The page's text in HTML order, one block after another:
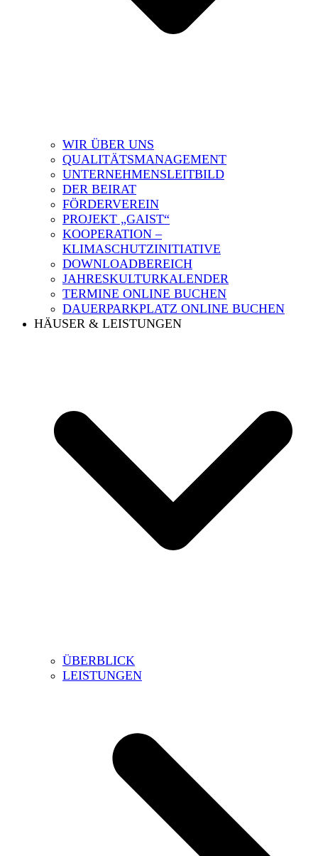
WIR ÜBER UNS
QUALITÄTSMANAGEMENT
UNTERNEHMENSLEITBILD
DER BEIRAT
FÖRDERVEREIN
PROJEKT „GAIST“
KOOPERATION –
KLIMASCHUTZINITIATIVE
DOWNLOADBEREICH
JAHRESKULTURKALENDER
TERMINE ONLINE BUCHEN
DAUERPARKPLATZ ONLINE BUCHEN
HÄUSER & LEISTUNGEN
ÜBERBLICK
LEISTUNGEN